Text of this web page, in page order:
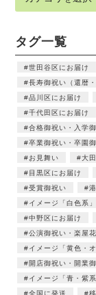
タグ一覧
世田谷区にお届け
長寿御祝い（還暦
品川区にお届け
千代田区にお届け
合格御祝い・入学
卒業御祝い・卒園
お見舞い
大
目黒区にお届け
受賞御祝い
イメージ「白色系」
中野区にお届け
公演御祝い・楽屋花
イメージ「黄色・
開店御祝い・開業
イメージ「青・紫系
全国に発送